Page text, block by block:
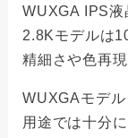
WUXGA IPS液
2.8Kモデルは
精細さや色再
WUXGAモデ
用途では十分